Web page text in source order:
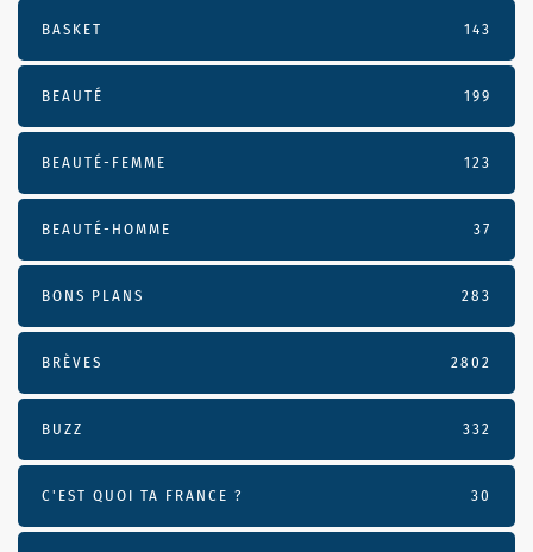
BASKET 143
BEAUTÉ 199
BEAUTÉ-FEMME 123
BEAUTÉ-HOMME 37
BONS PLANS 283
BRÈVES 2802
BUZZ 332
C'EST QUOI TA FRANCE ? 30